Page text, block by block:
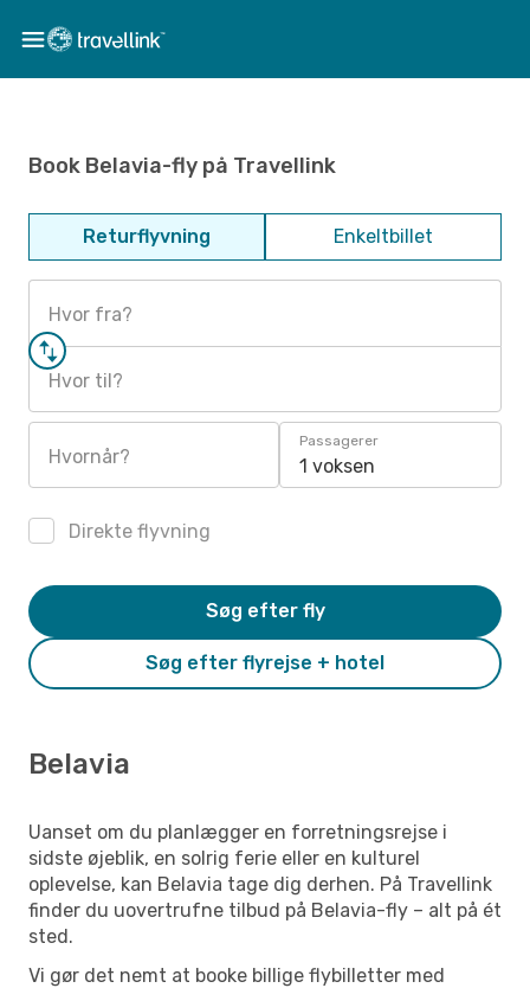
Book Belavia-fly på Travellink
Returflyvning Enkeltbillet
Hvor fra?
Hvor til?
Hvornår?
Passagerer
1 voksen
Direkte flyvning
Søg efter flyrejse + hotel
Søg efter fly
Belavia
Uanset om du planlægger en forretningsrejse i
sidste øjeblik, en solrig ferie eller en kulturel
oplevelse, kan Belavia tage dig derhen. På Travellink
finder du uovertrufne tilbud på Belavia-fly – alt på ét
sted.
Vi gør det nemt at booke billige flybilletter med